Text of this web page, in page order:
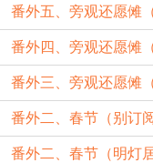
番外五、旁观还愿傩
番外四、旁观还愿傩
番外三、旁观还愿傩
番外二、春节（别订
番外二、春节（明灯